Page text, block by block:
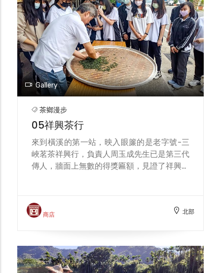
Gallery
茶鄉漫步
05祥興茶行
來到橫溪的第一站，映入眼簾的是老字號-三
峽茗茶祥興行，負責人周玉成先生已是第三代
傳人，牆面上無數的得獎匾額，見證了祥興行
賽，其中碧螺春茶、蜜香紅茶分別榮獲比利時
國際風味暨品質評鑑(ITQI)二星、三星評鑑的
要錯過國際級認證的祥興行茗茶！
商店 北部